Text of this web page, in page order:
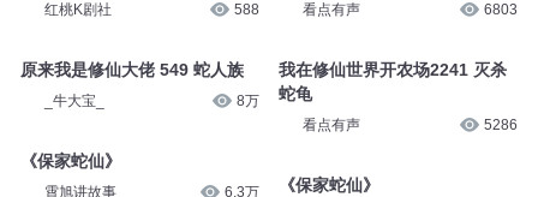
红桃K剧社 588
原来我是修仙大佬 549 蛇人族
_牛大宝_ 8万
《保家蛇仙》
霄旭讲故事 6.3万
看点有声 6803
我在修仙世界开农场2241 灭杀
蛇龟
看点有声 5286
《保家蛇仙》